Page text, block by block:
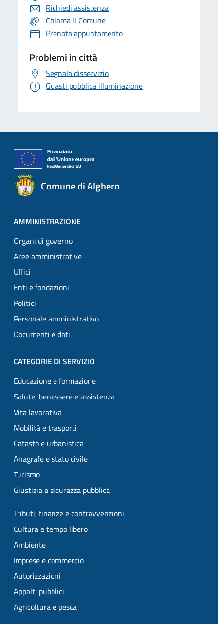
Richiedi assistenza
Chiama il Comune
Prenota appuntamento
Problemi in città
Segnala disservizio
Guasti pubblica illuminazione
Comune di Alghero
AMMINISTRAZIONE
Organi di governo
Aree amministrative
Uffici
Enti e fondazioni
Politici
Personale amministrativo
Documenti e dati
CATEGORIE DI SERVIZIO
Educazione e formazione
Salute, benessere e assistenza
Vita lavorativa
Mobilità e trasporti
Catasto e urbanistica
Anagrafe e stato civile
Turismo
Giustizia e sicurezza pubblica
Tributi, finanze e contravvenzioni
Cultura e tempo libero
Ambiente
Imprese e commercio
Autorizzazioni
Appalti pubblici
Agricoltura e pesca